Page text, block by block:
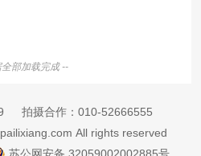
部加载完成 --
拍摄合作： 010-52666555
All rights reserved
苏公网安备 32059002002885号